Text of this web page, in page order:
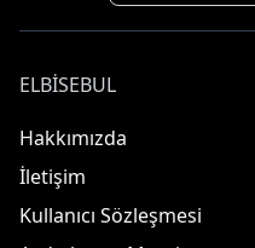
ELBISEBUL
Hakkımızda
İletişim
Kullanıcı Sözleşmesi